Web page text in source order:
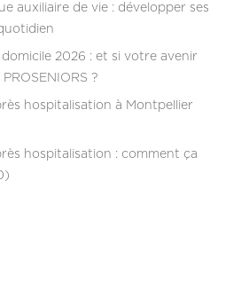
auxiliaire de vie : développer ses
2026 : et si votre avenir
?
hospitalisation à Montpellier
hospitalisation : comment ça